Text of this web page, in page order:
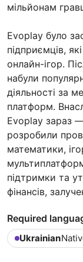
мільйонам
Evoplay було
підприємців,
онлайн-ігор.
набули
діяльності за
платформ.
Evoplay зараз —
розробили
математики,
підтримки та
фінансів,
Required
Ukrainian